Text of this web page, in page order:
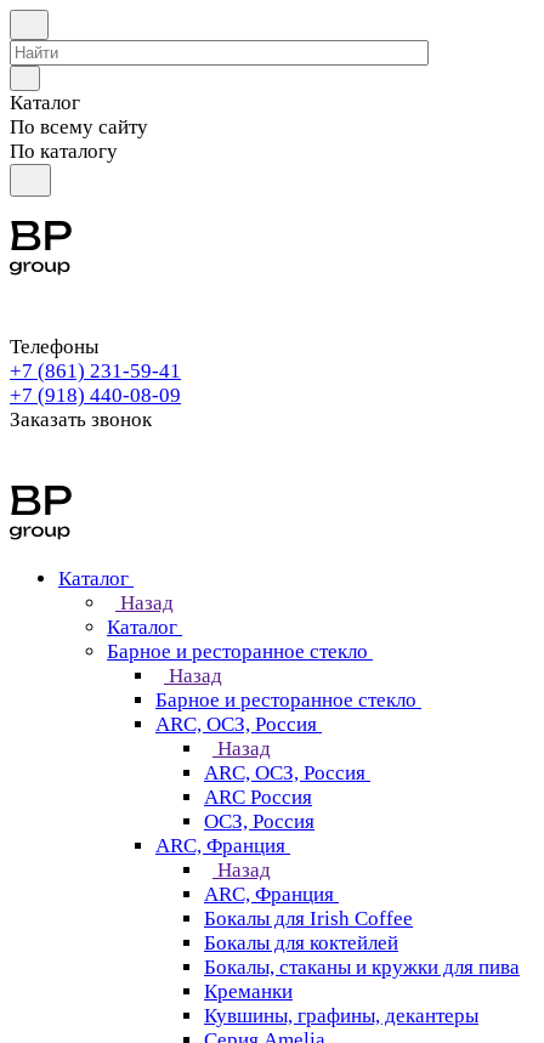
Каталог
По всему сайту
По каталогу
Телефоны
+7 (861) 231-59-41
+7 (918) 440-08-09
Заказать звонок
Каталог
Назад
Каталог
Барное и ресторанное стекло
Назад
Барное и ресторанное стекло
ARC, ОСЗ, Россия
Назад
ARC, ОСЗ, Россия
ARC Россия
ОСЗ, Россия
ARC, Франция
Назад
ARC, Франция
Бокалы для Irish Coffee
Бокалы для коктейлей
Бокалы, стаканы и кружки для пива
Креманки
Кувшины, графины, декантеры